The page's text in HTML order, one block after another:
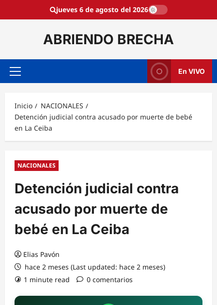
jueves 6 de agosto del 2026
ABRIENDO BRECHA
Menú
En VIVO
Inicio
NACIONALES
Detención judicial contra acusado por muerte de bebé
en La Ceiba
NACIONALES
Detención judicial contra
acusado por muerte de
bebé en La Ceiba
Elias Pavón
hace 2 meses (Last updated: hace 2 meses)
1 minute read
0 comentarios